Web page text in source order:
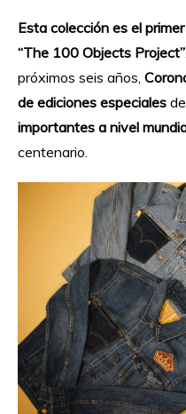
Esta colección es el
“The 100 Objects Project”
próximos seis años,
de ediciones especiales
importantes a nivel
centenario.